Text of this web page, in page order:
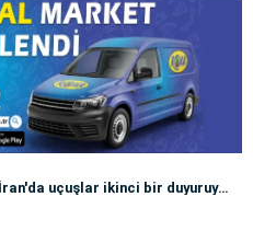
İran'da uçuşlar ikinci bir duyuruya kadar iptal edildi